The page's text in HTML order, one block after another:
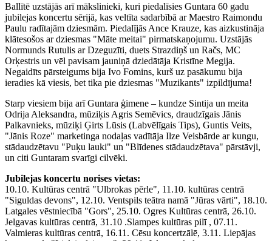
Ballītē uzstājās arī mākslinieki, kuri piedalīsies Guntara 60 gadu
jubilejas koncertu sērijā, kas veltīta sadarbībā ar Maestro Raimondu
Paulu radītajām dziesmām. Piedalījās Ance Krauze, kas aizkustināja
klātesošos ar dziesmas "Māte meitai" pirmatskaņojumu. Uzstājās
Normunds Rutulis ar Dzeguzīti, duets Strazdiņš un Račs, MC
Orķestris un vēl pavisam jauniņā dziedātāja Kristīne Megija.
Negaidīts pārsteigums bija Ivo Fomins, kurš uz pasākumu bija
ieradies kā viesis, bet tika pie dziesmas "Muzikants" izpildījuma!
Starp viesiem bija arī Guntara ģimene – kundze Sintija un meita
Odrija Aleksandra, mūziķis Agris Semēvics, draudzīgais Jānis
Palkavnieks, mūziķi Ģirts Lūsis (Labvēlīgais Tips), Guntis Veits,
"Jānis Roze" marketinga nodaļas vadītāja Ilze Veisbārde ar kungu,
stādaudzētavu "Puķu lauki" un "Blīdenes stādaudzētava" pārstāvji,
un citi Guntaram svarīgi cilvēki.
Jubilejas koncertu norises vietas:
10.10. Kultūras centrā "Ulbrokas pērle", 11.10. kultūras centrā
"Siguldas devons", 12.10. Ventspils teātra namā "Jūras vārti", 18.10.
Latgales vēstniecībā "Gors", 25.10. Ogres Kultūras centrā, 26.10.
Jelgavas kultūras centrā, 31.10 .Slampes kultūras pilī , 07.11.
Valmieras kultūras centrā, 16.11. Cēsu koncertzālē, 3.11. Liepājas